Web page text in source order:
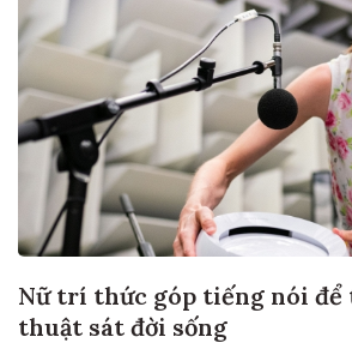
Nữ trí thức góp tiếng nói để
thuật sát đời sống